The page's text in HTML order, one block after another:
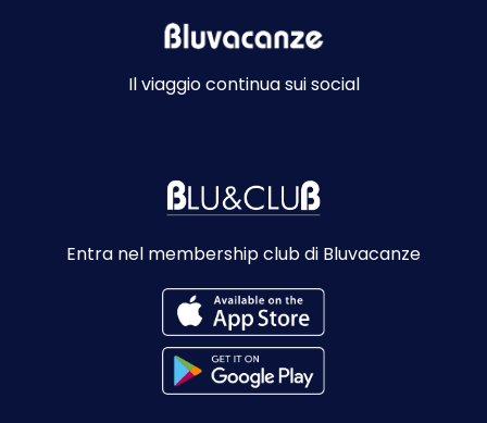
Il viaggio continua sui social
Entra nel membership club di Bluvacanze